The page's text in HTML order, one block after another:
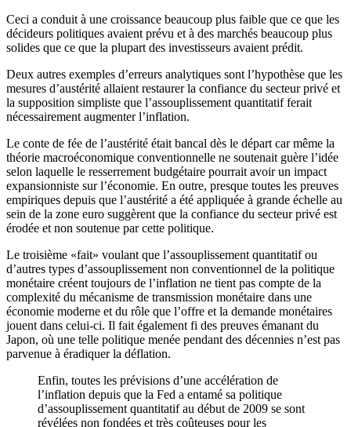
Ceci a conduit à une croissance beaucoup plus faible que ce que les
décideurs politiques avaient prévu et à des marchés beaucoup plus
solides que ce que la plupart des investisseurs avaient prédit.
Deux autres exemples d’erreurs analytiques sont l’hypothèse que les
mesures d’austérité allaient restaurer la confiance du secteur privé et
la supposition simpliste que l’assouplissement quantitatif ferait
nécessairement augmenter l’inflation.
Le conte de fée de l’austérité était bancal dès le départ car même la
théorie macroéconomique conventionnelle ne soutenait guère l’idée
selon laquelle le resserrement budgétaire pourrait avoir un impact
expansionniste sur l’économie. En outre, presque toutes les preuves
empiriques depuis que l’austérité a été appliquée à grande échelle au
sein de la zone euro suggèrent que la confiance du secteur privé est
érodée et non soutenue par cette politique.
Le troisième «fait» voulant que l’assouplissement quantitatif ou
d’autres types d’assouplissement non conventionnel de la politique
monétaire créent toujours de l’inflation ne tient pas compte de la
complexité du mécanisme de transmission monétaire dans une
économie moderne et du rôle que l’offre et la demande monétaires
jouent dans celui-ci. Il fait également fi des preuves émanant du
Japon, où une telle politique menée pendant des décennies n’est pas
parvenue à éradiquer la déflation.
Enfin, toutes les prévisions d’une accélération de
l’inflation depuis que la Fed a entamé sa politique
d’assouplissement quantitatif au début de 2009 se sont
révélées non fondées et très coûteuses pour les